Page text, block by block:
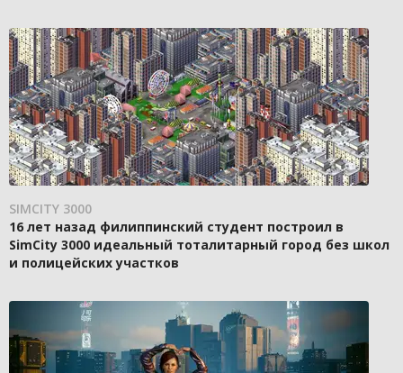
SIMCITY 3000
16 лет назад филиппинский студент построил в
SimCity 3000 идеальный тоталитарный город без школ
и полицейских участков